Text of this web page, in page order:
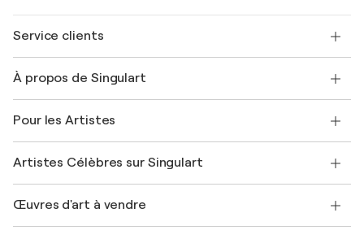
Service clients
Expédition
Offrir une carte cadeau
Rejoignez notre programme commercial
Mon compte
+33 1 76 44 06 42
À propos de Singulart
FAQ
Magazine Singulart
Emplois
Découvrez une sélection d'art original
Pour les Artistes
Se connecter en tant qu'Artiste
Artistes Célèbres sur Singulart
Marc Chagall
Œuvres d'art à vendre